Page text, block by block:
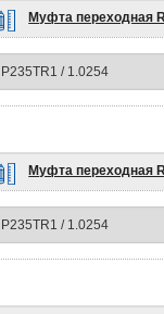
Муфта переходная
Муфта переходная